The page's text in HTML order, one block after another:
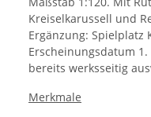
Kreiselkarussell und
Ergänzung: Spielplatz
Erscheinungsdatum
bereits werksseitig
Merkmale